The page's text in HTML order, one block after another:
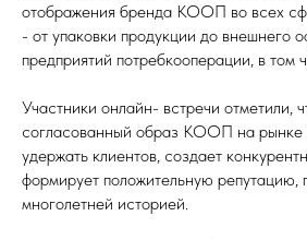
отображения бренда КООП во всех
- от упаковки продукции до внешнего
предприятий потребкооперации, в том
Участники онлайн- встречи отметили,
согласованный образ КООП на рынке
удержать клиентов, создает
формирует положительную репутацию,
многолетней историей.